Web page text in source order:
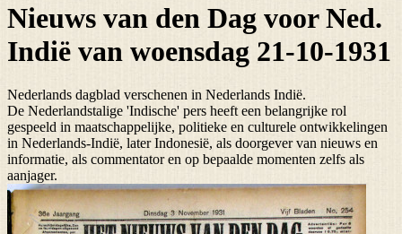
Nieuws van den Dag voor Ned.
Indië van woensdag 21-10-1931
Nederlands dagblad verschenen in Nederlands Indië.
De Nederlandstalige 'Indische' pers heeft een belangrijke rol
gespeeld in maatschappelijke, politieke en culturele ontwikkelingen
in Nederlands-Indië, later Indonesië, als doorgever van nieuws en
informatie, als commentator en op bepaalde momenten zelfs als
aanjager.